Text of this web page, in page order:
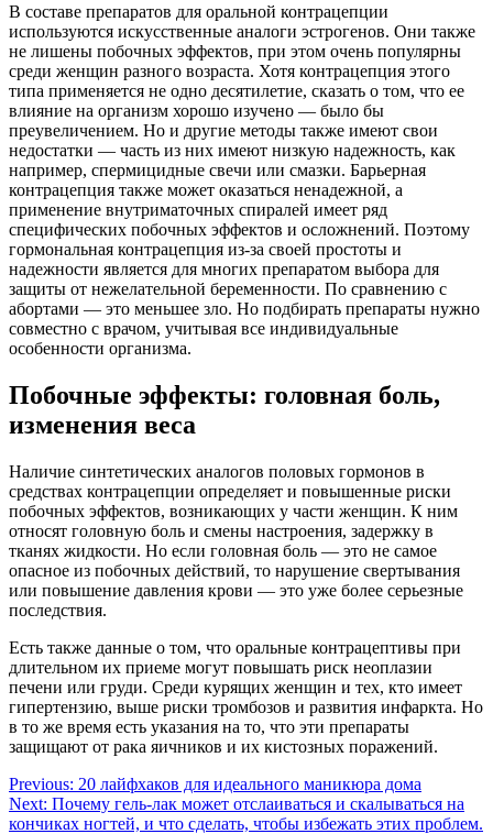
В составе препаратов для оральной контрацепции
используются искусственные аналоги эстрогенов. Они также
не лишены побочных эффектов, при этом очень популярны
среди женщин разного возраста. Хотя контрацепция этого
типа применяется не одно десятилетие, сказать о том, что ее
влияние на организм хорошо изучено — было бы
преувеличением. Но и другие методы также имеют свои
недостатки — часть из них имеют низкую надежность, как
например, спермицидные свечи или смазки. Барьерная
контрацепция также может оказаться ненадежной, а
применение внутриматочных спиралей имеет ряд
специфических побочных эффектов и осложнений. Поэтому
гормональная контрацепция из-за своей простоты и
надежности является для многих препаратом выбора для
защиты от нежелательной беременности. По сравнению с
абортами — это меньшее зло. Но подбирать препараты нужно
совместно с врачом, учитывая все индивидуальные
особенности организма.
Побочные эффекты: головная боль,
изменения веса
Наличие синтетических аналогов половых гормонов в
средствах контрацепции определяет и повышенные риски
побочных эффектов, возникающих у части женщин. К ним
относят головную боль и смены настроения, задержку в
тканях жидкости. Но если головная боль — это не самое
опасное из побочных действий, то нарушение свертывания
или повышение давления крови — это уже более серьезные
последствия.
Есть также данные о том, что оральные контрацептивы при
длительном их приеме могут повышать риск неоплазии
печени или груди. Среди курящих женщин и тех, кто имеет
гипертензию, выше риски тромбозов и развития инфаркта. Но
в то же время есть указания на то, что эти препараты
защищают от рака яичников и их кистозных поражений.
Навигация
по
Previous: 20 лайфхаков для идеального маникюра дома
Next: Почему гель-лак может отслаиваться и скалываться на
кончиках ногтей, и что сделать, чтобы избежать этих проблем.